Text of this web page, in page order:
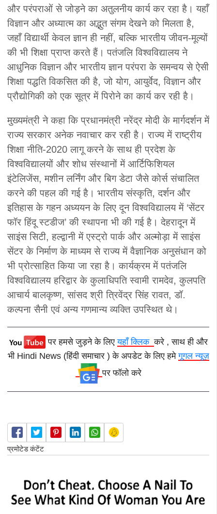
और परंपराओं से जोड़ने का अतुलनीय कार्य कर रहा है। यहाँ
विज्ञान और अध्यात्म का अद्भुत संगम देखने को मिलता है,
जहाँ विद्यार्थी केवल ज्ञान ही नहीं, बल्कि भारतीय जीवन-मूल्यों
की भी शिक्षा प्राप्त करते हैं। पतंजलि विश्वविद्यालय ने
आधुनिक विज्ञान और भारतीय ज्ञान परंपरा के समन्वय से ऐसी
शिक्षा पद्धति विकसित की है, जो योग, आयुर्वेद, विज्ञान और
प्रौद्योगिकी को एक सूत्र में पिरोने का कार्य कर रही है।
मुख्यमंत्री ने कहा कि प्रधानमंत्री नरेंद्र मोदी के मार्गदर्शन में
राज्य सरकार अनेक नवाचार कर रही है। राज्य में राष्ट्रीय
शिक्षा नीति-2020 लागू करने के साथ ही प्रदेश के
विश्वविद्यालयों और शोध संस्थानों में आर्टिफिशियल
इंटेलिजेंस, मशीन लर्निंग और बिग डेटा जैसे कोर्स संचालित
करने की पहल की गई है। भारतीय संस्कृति, दर्शन और
इतिहास के गहन अध्ययन के लिए दून विश्वविद्यालय में ‘सेंटर
फॉर हिंदू स्टडीज’ की स्थापना भी की गई है। देहरादून में
साइंस सिटी, हल्द्वानी में एस्ट्रो पार्क और अल्मोड़ा में साइंस
सेंटर के निर्माण के माध्यम से राज्य में वैज्ञानिक अनुसंधान को
भी प्रोत्साहित किया जा रहा है।कार्यक्रम में पतंजलि
विश्वविद्यालय हरिद्वार के कुलाधिपति स्वामी रामदेव, कुलपति
आचार्य बालकृष्ण, सांसद श्री त्रिवेंद्र सिंह रावत, डॉ.
कल्पना सैनी एवं अन्य गणमान्य व्यक्ति उपस्थित थे।
पर हमसे जुड़ने के लिएयहाँ क्लिककरे , साथ ही और
भी Hindi News (हिंदी समाचार ) के अपडेट के लिए हमेगूगल न्यूज़
पर फॉलो करे